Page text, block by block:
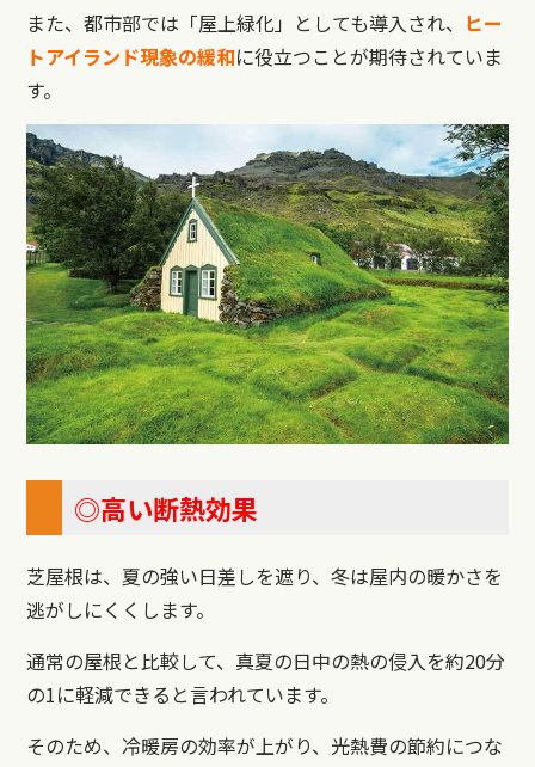
また、都市部では「屋上緑化」としても導入され、 ヒー
トアイランド現象の緩和に役立つことが期待されていま
す。
◎高い断熱効果
芝屋根は、夏の強い日差しを遮り、冬は屋内の暖かさを
逃がしにくくします。
通常の屋根と比較して、真夏の日中の熱の侵入を約20分
の1に軽減できると言われています。
そのため、冷暖房の効率が上がり、光熱費の節約につな